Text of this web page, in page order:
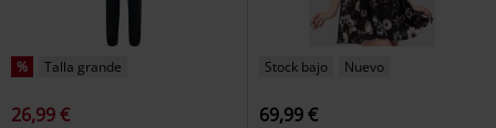
% Talla grande
26,99 €
Stock bajo Nuevo
69,99 €